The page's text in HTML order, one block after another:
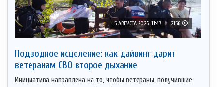
5 АВГУСТА 2026, 11:47 2156
Подводное исцеление: как дайвинг дарит
ветеранам СВО второе дыхание
Инициатива направлена на то, чтобы ветераны, получившие